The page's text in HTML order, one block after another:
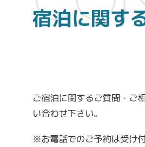
宿泊に関す
ご宿泊に関するご質問・ご
い合わせ下さい。
※お電話でのご予約は受け